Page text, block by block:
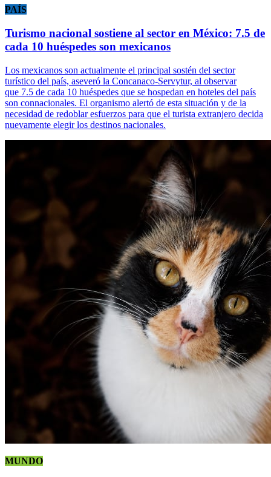
PAÍS
Turismo nacional sostiene al sector en México: 7.5 de
cada 10 huéspedes son mexicanos
Los mexicanos son actualmente el principal sostén del sector
turístico del país, aseveró la Concanaco-Servytur, al observar
que 7.5 de cada 10 huéspedes que se hospedan en hoteles del país
son connacionales. El organismo alertó de esta situación y de la
necesidad de redoblar esfuerzos para que el turista extranjero decida
nuevamente elegir los destinos nacionales.
MUNDO